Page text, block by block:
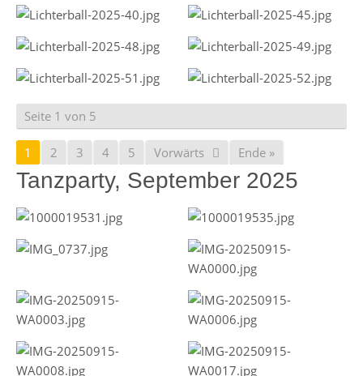
Seite 1 von 5
1 2 3 4 5 Vorwärts Ende »
Tanzparty, September 2025